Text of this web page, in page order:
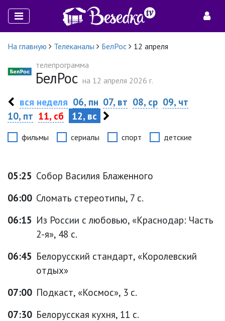
На главную Телеканалы БелРос
12 апреля
телепрограмма
БелРос на 12 апреля 2026 г.
вся неделя 06, пн 07, вт 08, ср 09, чт
10, пт 11, сб 12, вс
фильмы сериалы спорт детские
05:25 Собор Василия Блаженного
06:00 Сломать стереотипы, 7 с.
06:15 Из России с любовью, «Краснодар: Часть
2-я», 48 с.
06:45 Белорусский стандарт, «Королевский
отдых»
07:00 Подкаст, «Космос», 3 с.
07:30 Белорусская кухня, 11 с.